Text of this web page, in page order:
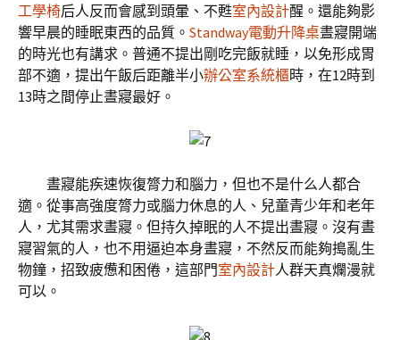
工學椅后人反而會感到頭暈、不甦室內設計醒。還能夠影
響早晨的睡眠東西的品質。 Standway電動升降桌晝寢開端
的時光也有講求。普通不提出剛吃完飯就睡，以免形成胃
部不適，提出午飯后距離半小辦公室系統櫃時，在12時到
13時之間停止晝寢最好。
晝寢能疾速恢復膂力和腦力，但也不是什么人都合
適。從事高強度膂力或腦力休息的人、兒童青少年和老年
人，尤其需求晝寢。但持久掉眠的人不提出晝寢。沒有晝
寢習氣的人，也不用逼迫本身晝寢，不然反而能夠搗亂生
物鐘，招致疲憊和困倦，這部門室內設計人群天真爛漫就
可以。